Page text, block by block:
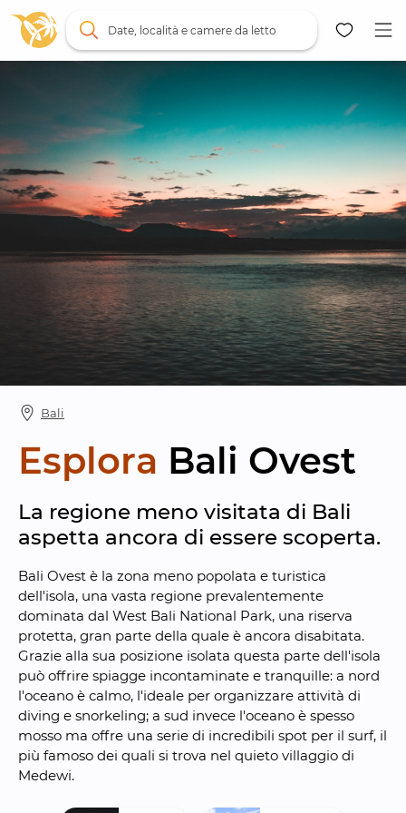
Date, località e camere da letto
Bali
Esplora Bali Ovest
La regione meno visitata di Bali
aspetta ancora di essere scoperta.
Bali Ovest è la zona meno popolata e turistica
dell'isola, una vasta regione prevalentemente
dominata dal West Bali National Park, una riserva
protetta, gran parte della quale è ancora disabitata.
Grazie alla sua posizione isolata questa parte dell'isola
può offrire spiagge incontaminate e tranquille: a nord
l'oceano è calmo, l'ideale per organizzare attività di
diving e snorkeling; a sud invece l'oceano è spesso
mosso ma offre una serie di incredibili spot per il surf, il
più famoso dei quali si trova nel quieto villaggio di
Medewi.